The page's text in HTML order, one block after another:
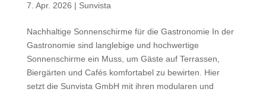
7. Apr. 2026 | Sunvista
Nachhaltige Sonnenschirme für die Gastronomie In der
Gastronomie sind langlebige und hochwertige
Sonnenschirme ein Muss, um Gäste auf Terrassen,
Biergärten und Cafés komfortabel zu bewirten. Hier
setzt die Sunvista GmbH mit ihren modularen und